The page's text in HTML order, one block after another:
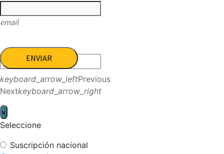
email
ENVIAR
keyboard_arrow_leftPrevious
Nextkeyboard_arrow_right
×
Seleccione
Suscripción nacional